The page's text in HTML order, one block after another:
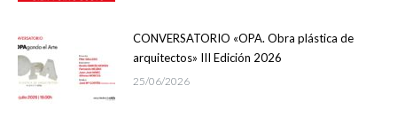
CONVERSATORIO «OPA. Obra plástica de
arquitectos» III Edición 2026
25/06/2026